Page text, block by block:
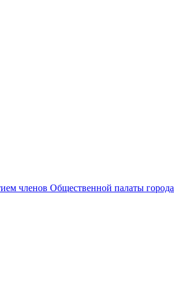
членов Общественной палаты города